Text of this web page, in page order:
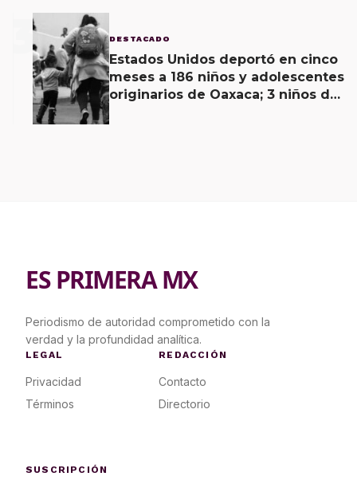
3 DESTACADO
Estados Unidos deportó en cinco
meses a 186 niños y adolescentes
originarios de Oaxaca; 3 niños de
ES PRIMERA MX
Periodismo de autoridad comprometido con la
verdad y la profundidad analítica.
LEGAL
Privacidad
Términos
REDACCIÓN
Contacto
Directorio
SUSCRIPCIÓN